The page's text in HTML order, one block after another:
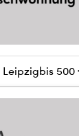
Leipzigbis 500